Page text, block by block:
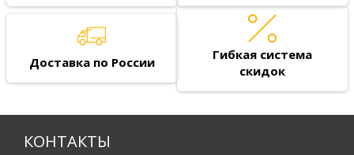
Доставка по России
Гибкая система
скидок
КОНТАКТЫ